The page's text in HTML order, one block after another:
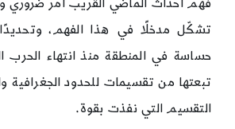
فهم أحداث الماضي القريب أمر ضروري
تشكّل مدخلًا في هذا الفهم، وتحديدًا
حساسة في المنطقة منذ انتهاء الحرب
تبعتها من تقسيمات للحدود الجغرافية
التقسيم التي نفذت بقوة.